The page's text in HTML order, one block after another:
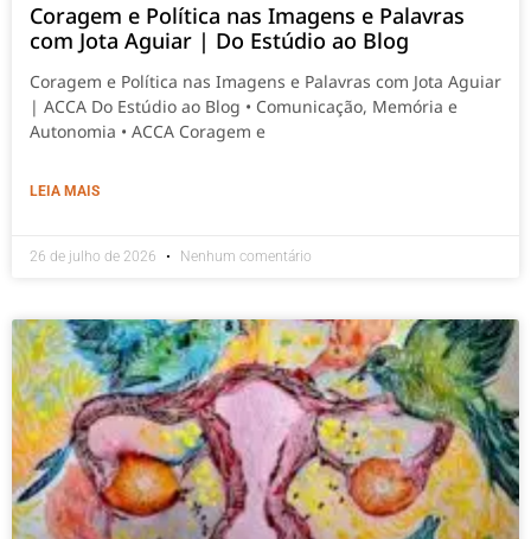
Coragem e Política nas Imagens e Palavras
com Jota Aguiar | Do Estúdio ao Blog
Coragem e Política nas Imagens e Palavras com Jota Aguiar
| ACCA Do Estúdio ao Blog • Comunicação, Memória e
Autonomia • ACCA Coragem e
LEIA MAIS
26 de julho de 2026 Nenhum comentário